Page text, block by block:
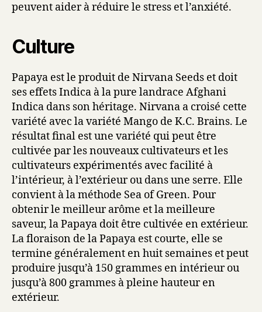
peuvent aider à réduire le stress et l’anxiété.
Culture
Papaya est le produit de Nirvana Seeds et doit
ses effets Indica à la pure landrace Afghani
Indica dans son héritage. Nirvana a croisé cette
variété avec la variété Mango de K.C. Brains. Le
résultat final est une variété qui peut être
cultivée par les nouveaux cultivateurs et les
cultivateurs expérimentés avec facilité à
l’intérieur, à l’extérieur ou dans une serre. Elle
convient à la méthode Sea of Green. Pour
obtenir le meilleur arôme et la meilleure
saveur, la Papaya doit être cultivée en extérieur.
La floraison de la Papaya est courte, elle se
termine généralement en huit semaines et peut
produire jusqu’à 150 grammes en intérieur ou
jusqu’à 800 grammes à pleine hauteur en
extérieur.